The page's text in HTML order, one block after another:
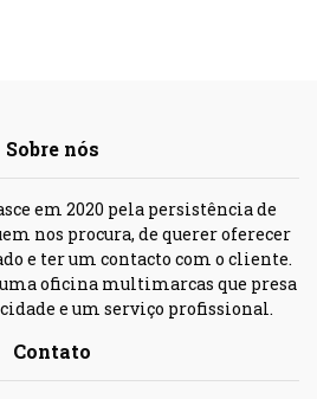
Sobre nós
em 2020 pela persistência de
nos procura, de querer oferecer
e ter um contacto com o cliente.
oficina multimarcas que presa
e um serviço profissional.
Contato